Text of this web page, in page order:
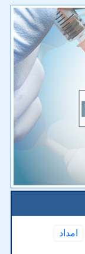
امداد